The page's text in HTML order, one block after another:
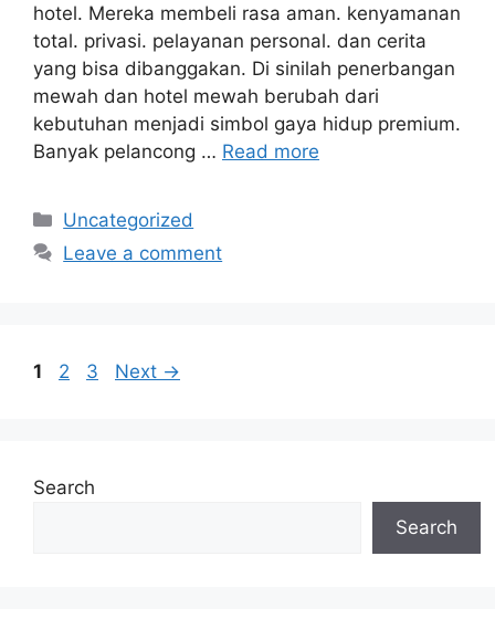
hotel. Mereka membeli rasa aman. kenyamanan
total. privasi. pelayanan personal. dan cerita
yang bisa dibanggakan. Di sinilah penerbangan
mewah dan hotel mewah berubah dari
kebutuhan menjadi simbol gaya hidup premium.
Banyak pelancong … Read more
Categories
Uncategorized
Leave a comment
Page
1 Page
2 Page
3 Next →
Search
Search